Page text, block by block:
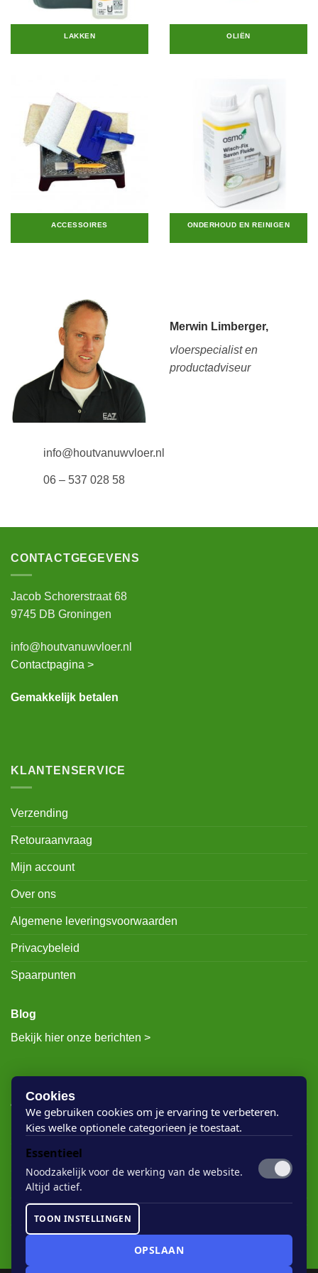
LAKKEN OLIËN
ACCESSOIRES ONDERHOUD EN REINIGEN
Merwin Limberger,
vloerspecialist en
productadviseur
info@houtvanuwvloer.nl
06 – 537 028 58
CONTACTGEGEVENS
Jacob Schorerstraat 68
9745 DB Groningen
info@houtvanuwvloer.nl
Contactpagina >
Gemakkelijk betalen
KLANTENSERVICE
Verzending
Retouraanvraag
Mijn account
Over ons
Algemene leveringsvoorwaarden
Privacybeleid
Spaarpunten
Blog
Bekijk hier onze berichten >
Rigostep Skylt
Rubio Monocoat Oil Plus 2c
Houten vloer lak
Floorservice Onderhoudsolie
Rubio Monocoat Soap
Cookies
We gebruiken cookies om je ervaring te verbeteren.
Kies welke optionele categorieen je toestaat.
Essentieel
Noodzakelijk voor de werking van de website.
Altijd actief.
TOON INSTELLINGEN
OPSLAAN